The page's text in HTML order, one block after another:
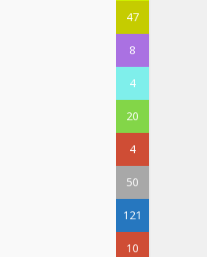
47
8
4
20
4
50
121
10